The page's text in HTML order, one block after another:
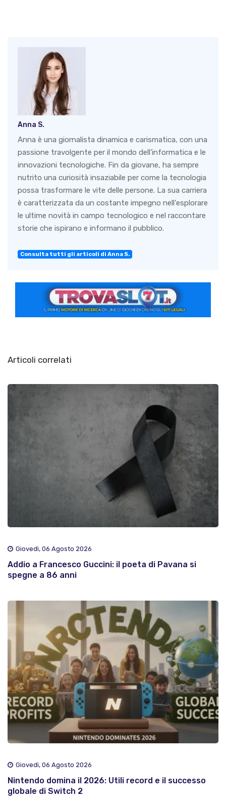
Anna S.
Anna è una giornalista dinamica e carismatica, con una
passione travolgente per il mondo dell'informatica e le
innovazioni tecnologiche. Fin da giovane, ha sempre
nutrito una curiosità insaziabile per come la tecnologia
possa trasformare le vite delle persone. La sua carriera
è caratterizzata da un costante impegno nell'esplorare
le ultime novità in campo tecnologico e nel raccontare
storie che ispirano e informano il pubblico.
Consulta tutti gli articoli di Anna S.
Articoli correlati
Giovedì, 06 Agosto 2026
Addio a Francesco Guccini: il poeta di Pavana si
spegne a 86 anni
Giovedì, 06 Agosto 2026
Nintendo domina il 2026: Utili record e il successo
globale di Switch 2